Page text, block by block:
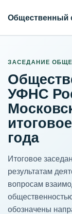
Общественный
ЗАСЕДАНИЕ
УФНС
года
Итоговое
результатам
вопросам
обозначены